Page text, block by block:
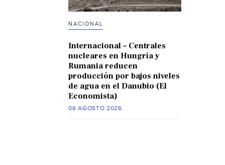
NACIONAL
Internacional – Centrales
nucleares en Hungría y
Rumania reducen
producción por bajos niveles
de agua en el Danubio (El
Economista)
06 AGOSTO 2026